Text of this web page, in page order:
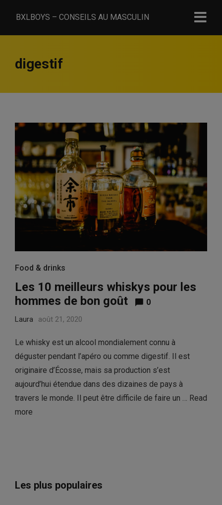
BXLBOYS – CONSEILS AU MASCULIN
digestif
Food & drinks
Les 10 meilleurs whiskys pour les
hommes de bon goût
0
Laura août 21, 2020
Le whisky est un alcool mondialement connu à
déguster pendant l’apéro ou comme digestif. Il est
originaire d’Écosse, mais sa production s’est
aujourd’hui étendue dans des dizaines de pays à
travers le monde. Il peut être difficile de faire un … Read
more
Les plus populaires